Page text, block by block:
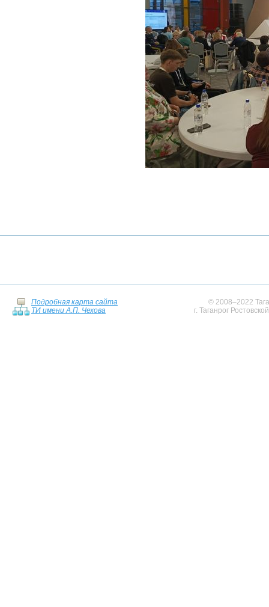
Подробная карта сайта
ТИ имени А.П. Чехова
© 2008–2022
г. Таганрог